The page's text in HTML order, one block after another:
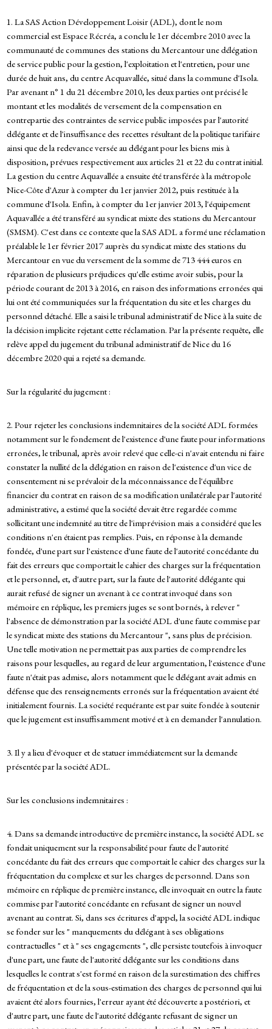
1. La SAS Action Développement Loisir (ADL), dont le nom
commercial est Espace Récréa, a conclu le 1er décembre 2010 avec la
communauté de communes des stations du Mercantour une délégation
de service public pour la gestion, l'exploitation et l'entretien, pour une
durée de huit ans, du centre Acquavallée, situé dans la commune d'Isola.
Par avenant n° 1 du 21 décembre 2010, les deux parties ont précisé le
montant et les modalités de versement de la compensation en
contrepartie des contraintes de service public imposées par l'autorité
délégante et de l'insuffisance des recettes résultant de la politique tarifaire
ainsi que de la redevance versée au délégant pour les biens mis à
disposition, prévues respectivement aux articles 21 et 22 du contrat initial.
La gestion du centre Aquavallée a ensuite été transférée à la métropole
Nice-Côte d'Azur à compter du 1er janvier 2012, puis restituée à la
commune d'Isola. Enfin, à compter du 1er janvier 2013, l'équipement
Aquavallée a été transféré au syndicat mixte des stations du Mercantour
(SMSM). C'est dans ce contexte que la SAS ADL a formé une réclamation
préalable le 1er février 2017 auprès du syndicat mixte des stations du
Mercantour en vue du versement de la somme de 713 444 euros en
réparation de plusieurs préjudices qu'elle estime avoir subis, pour la
période courant de 2013 à 2016, en raison des informations erronées qui
lui ont été communiquées sur la fréquentation du site et les charges du
personnel détaché. Elle a saisi le tribunal administratif de Nice à la suite de
la décision implicite rejetant cette réclamation. Par la présente requête, elle
relève appel du jugement du tribunal administratif de Nice du 16
décembre 2020 qui a rejeté sa demande.
Sur la régularité du jugement :
2. Pour rejeter les conclusions indemnitaires de la société ADL formées
notamment sur le fondement de l'existence d'une faute pour informations
erronées, le tribunal, après avoir relevé que celle-ci n'avait entendu ni faire
constater la nullité de la délégation en raison de l'existence d'un vice de
consentement ni se prévaloir de la méconnaissance de l'équilibre
financier du contrat en raison de sa modification unilatérale par l'autorité
administrative, a estimé que la société devait être regardée comme
sollicitant une indemnité au titre de l'imprévision mais a considéré que les
conditions n'en étaient pas remplies. Puis, en réponse à la demande
fondée, d'une part sur l'existence d'une faute de l'autorité concédante du
fait des erreurs que comportait le cahier des charges sur la fréquentation
et le personnel, et, d'autre part, sur la faute de l'autorité délégante qui
aurait refusé de signer un avenant à ce contrat invoqué dans son
mémoire en réplique, les premiers juges se sont bornés, à relever "
l'absence de démonstration par la société ADL d'une faute commise par
le syndicat mixte des stations du Mercantour ", sans plus de précision.
Une telle motivation ne permettait pas aux parties de comprendre les
raisons pour lesquelles, au regard de leur argumentation, l'existence d'une
faute n'était pas admise, alors notamment que le délégant avait admis en
défense que des renseignements erronés sur la fréquentation avaient été
initialement fournis. La société requérante est par suite fondée à soutenir
que le jugement est insuffisamment motivé et à en demander l'annulation.
3. Il y a lieu d'évoquer et de statuer immédiatement sur la demande
présentée par la société ADL.
Sur les conclusions indemnitaires :
4. Dans sa demande introductive de première instance, la société ADL se
fondait uniquement sur la responsabilité pour faute de l'autorité
concédante du fait des erreurs que comportait le cahier des charges sur la
fréquentation du complexe et sur les charges de personnel. Dans son
mémoire en réplique de première instance, elle invoquait en outre la faute
commise par l'autorité concédante en refusant de signer un nouvel
avenant au contrat. Si, dans ses écritures d'appel, la société ADL indique
se fonder sur les " manquements du délégant à ses obligations
contractuelles " et à " ses engagements ", elle persiste toutefois à invoquer
d'une part, une faute de l'autorité délégante sur les conditions dans
lesquelles le contrat s'est formé en raison de la surestimation des chiffres
de fréquentation et de la sous-estimation des charges de personnel qui lui
avaient été alors fournies, l'erreur ayant été découverte a postériori, et
d'autre part, une faute de l'autorité délégante refusant de signer un